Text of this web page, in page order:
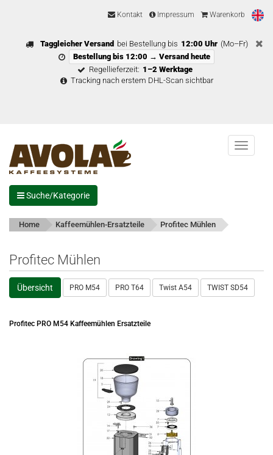
Kontakt Impressum Warenkorb
Taggleicher Versand bei Bestellung bis 12:00 Uhr (Mo–Fr)
Bestellung bis 12:00 → Versand heute
Regellieferzeit: 1–2 Werktage
Tracking nach erstem DHL-Scan sichtbar
Menu
Suche/Kategorie
Home Kaffeemühlen-Ersatzteile Profitec Mühlen
Profitec Mühlen
Übersicht PRO M54 PRO T64 Twist A54 TWIST SD54
Profitec PRO M54 Kaffeemühlen Ersatzteile